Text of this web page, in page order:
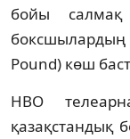
бойы салмақ
боксшылардың
Pound) көш
HBO
қазақстандық